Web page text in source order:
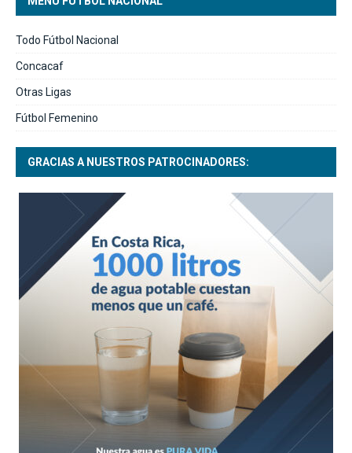
Todo Fútbol Nacional
Concacaf
Otras Ligas
Fútbol Femenino
GRACIAS A NUESTROS PATROCINADORES: